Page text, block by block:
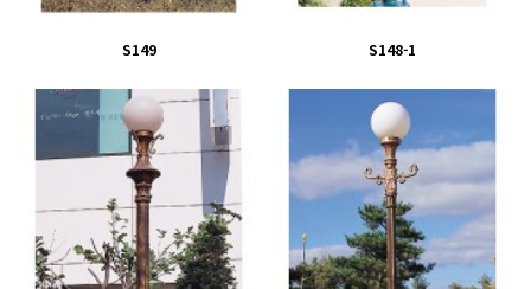
S149 S148-1